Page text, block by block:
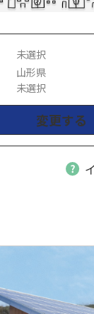
未選択
変更する